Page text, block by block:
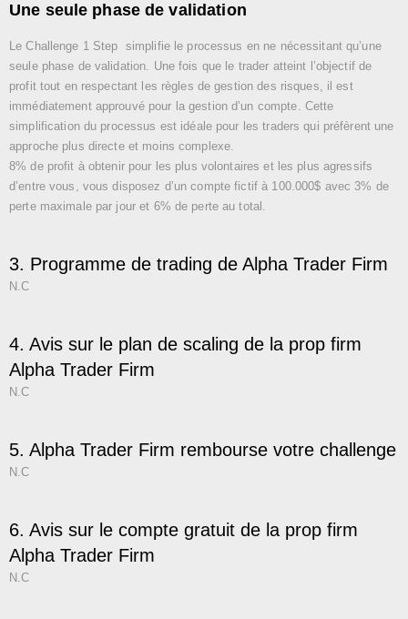
Une seule phase de validation
Le Challenge 1 Step simplifie le processus en ne nécessitant qu’une
seule phase de validation. Une fois que le trader atteint l’objectif de
profit tout en respectant les règles de gestion des risques, il est
immédiatement approuvé pour la gestion d’un compte. Cette
simplification du processus est idéale pour les traders qui préfèrent une
approche plus directe et moins complexe.
8% de profit à obtenir pour les plus volontaires et les plus agressifs
d’entre vous, vous disposez d’un compte fictif à 100.000$ avec 3% de
perte maximale par jour et 6% de perte au total.
3. Programme de trading de Alpha Trader Firm
N.C
4. Avis sur le plan de scaling de la prop firm
Alpha Trader Firm
N.C
5. Alpha Trader Firm rembourse votre challenge
N.C
6. Avis sur le compte gratuit de la prop firm
Alpha Trader Firm
N.C